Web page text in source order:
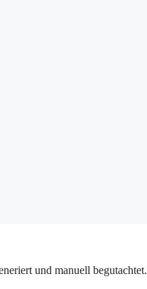
und manuell begutachtet.